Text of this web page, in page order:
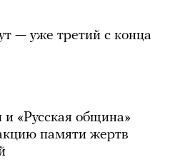
— уже третий с конца
«Русская община»
памяти жертв